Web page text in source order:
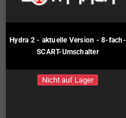
Hydra 2 - aktuelle Version - 8-fach-
SCART-Umschalter
Nicht auf Lager